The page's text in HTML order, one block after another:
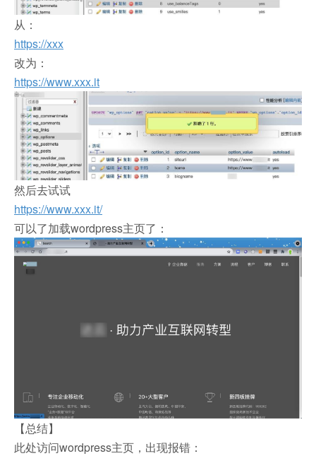
从：
https://xxx
改为：
https://www.xxx.it
然后去试试
https://www.xxx.it/
可以了加载wordpress主页了：
【总结】
此处访问wordpress主页，出现报错：